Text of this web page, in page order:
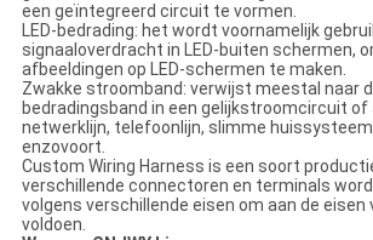
een geïntegreerd circuit te vormen.
LED-bedrading: het wordt voornamelijk
signaaloverdracht in LED-buiten schermen,
afbeeldingen op LED-schermen te maken.
Zwakke stroomband: verwijst meestal naar
bedradingsband in een gelijkstroomcircuit of
netwerklijn, telefoonlijn, slimme
enzovoort.
Custom Wiring Harness is een soort
verschillende connectoren en terminals
volgens verschillende eisen om aan de eisen
voldoen.